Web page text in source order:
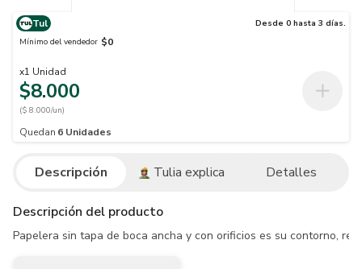
Tul
Desde 0 hasta 3 días.
Mínimo del vendedor $0
x1 Unidad
$8.000
($ 8.000/un)
Quedan 6 Unidades
Descripción Tulia explica Detalles
Descripción del producto
Papelera sin tapa de boca ancha y con orificios es su contorno,